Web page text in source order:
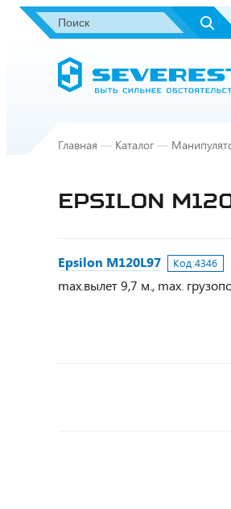
Главная — Каталог —
EPSILON
Epsilon М120L97 Код:4346
max.вылет 9,7 м., max.